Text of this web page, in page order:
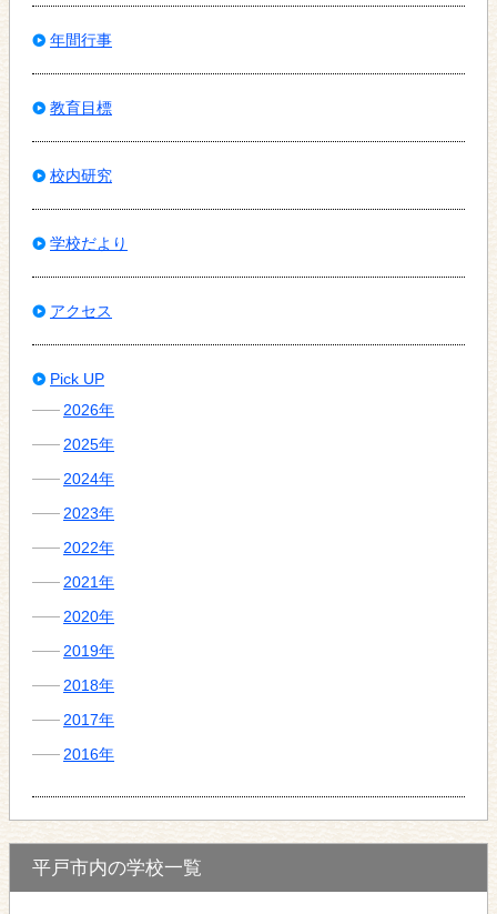
年間行事
教育目標
校内研究
学校だより
アクセス
Pick UP
2026年
2025年
2024年
2023年
2022年
2021年
2020年
2019年
2018年
2017年
2016年
平戸市内の学校一覧